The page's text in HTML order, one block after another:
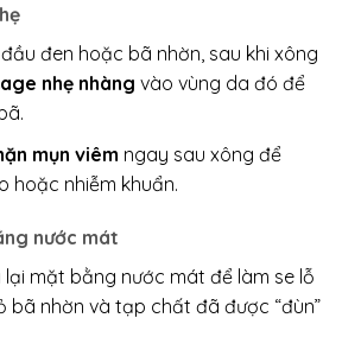
đen hoặc bã nhờn, sau khi xông
nhẹ nhàng vào vùng da đó để
mụn viêm ngay sau xông để
hoặc nhiễm khuẩn.
nước mát
lại mặt bằng nước mát để làm se lỗ
bã nhờn và tạp chất đã được “đùn”